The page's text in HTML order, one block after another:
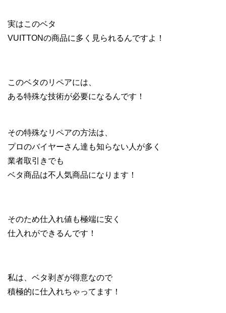
実はこのベタ
VUITTONの商品に多く見られるんですよ！
このベタのリペアには、
ある特殊な技術が必要になるんです！
その特殊なリペアの方法は、
プロのバイヤーさん達も知らない人が多く
業者取引きでも
ベタ商品は不人気商品になります！
そのため仕入れ値も極端に安く
仕入れができるんです！
私は、ベタ剥ぎが得意なので
積極的に仕入れちゃってます！